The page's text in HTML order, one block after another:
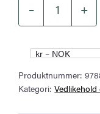
–
Diesel
i
båten
antall
+
kr – NOK
Produktnummer:
Kategori: